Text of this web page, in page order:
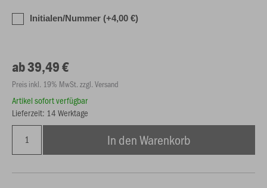
Initialen/Nummer (+4,00 €)
ab 39,49 €
Preis inkl. 19% MwSt. zzgl. Versand
Artikel sofort verfügbar
Lieferzeit: 14 Werktage
In den Warenkorb